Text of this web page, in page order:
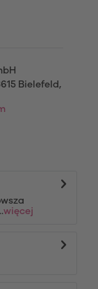
Bielefeld,
więcej